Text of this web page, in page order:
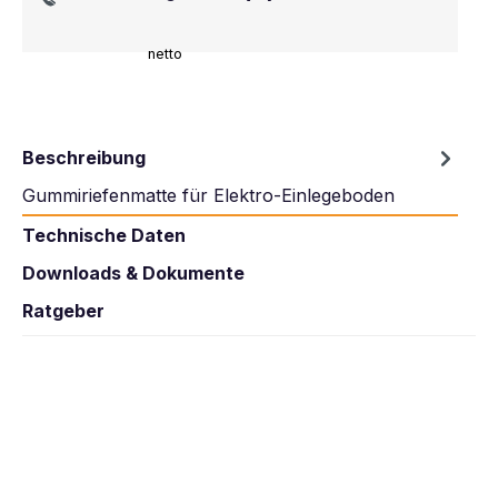
netto
Beschreibung
Gummiriefenmatte für Elektro-Einlegeboden
Technische Daten
Downloads & Dokumente
Ratgeber